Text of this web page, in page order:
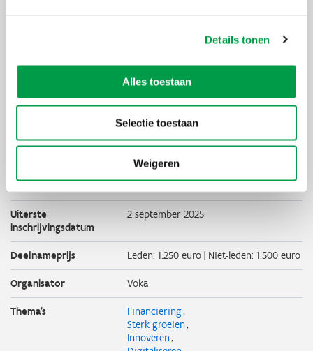
Details tonen
Alles toestaan
Selectie toestaan
Weigeren
Uiterste
inschrijvingsdatum
2 september 2025
Deelnameprijs Leden: 1.250 euro | Niet-leden: 1.500 euro
Organisator Voka
Thema's
Financiering
Sterk groeien
Innoveren